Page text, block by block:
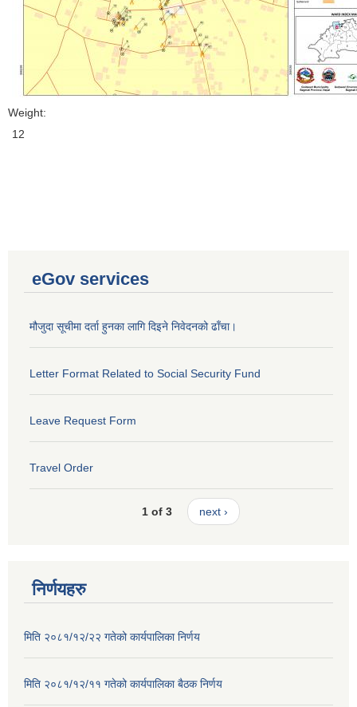
Weight:
12
eGov services
मौजुदा सूचीमा दर्ता हुनका लागि दिइने निवेदनको ढाँचा।
Letter Format Related to Social Security Fund
Leave Request Form
Travel Order
1 of 3 next ›
निर्णयहरु
मिति २०८१/१२/२२ गतेको कार्यपालिका निर्णय
मिति २०८१/१२/११ गतेको कार्यपालिका बैठक निर्णय